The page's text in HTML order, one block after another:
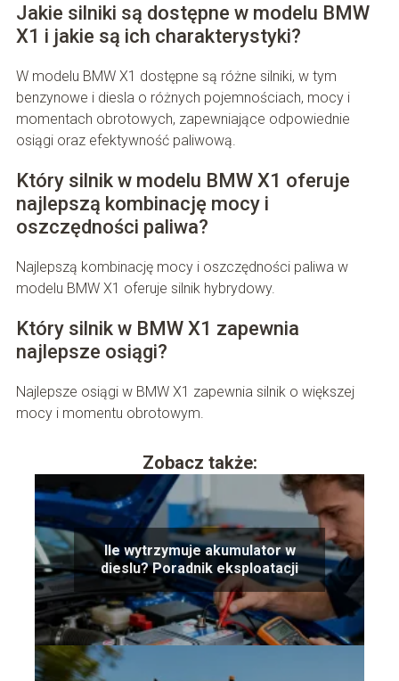
Jakie silniki są dostępne w modelu BMW
X1 i jakie są ich charakterystyki?
W modelu BMW X1 dostępne są różne silniki, w tym
benzynowe i diesla o różnych pojemnościach, mocy i
momentach obrotowych, zapewniające odpowiednie
osiągi oraz efektywność paliwową.
Który silnik w modelu BMW X1 oferuje
najlepszą kombinację mocy i
oszczędności paliwa?
Najlepszą kombinację mocy i oszczędności paliwa w
modelu BMW X1 oferuje silnik hybrydowy.
Który silnik w BMW X1 zapewnia
najlepsze osiągi?
Najlepsze osiągi w BMW X1 zapewnia silnik o większej
mocy i momentu obrotowym.
Zobacz także:
Ile wytrzymuje akumulator w
dieslu? Poradnik eksploatacji